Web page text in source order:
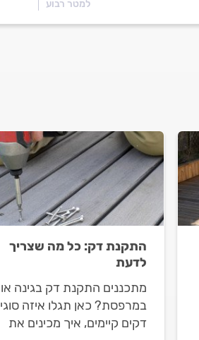
למטר רבוע
התקנת דק: כל מה שצריך
לדעת
מתכננים התקנת דק בגינה או
במרפסת? כאן תגלו איזה סוגי
דקים קיימים, איך מכינים את